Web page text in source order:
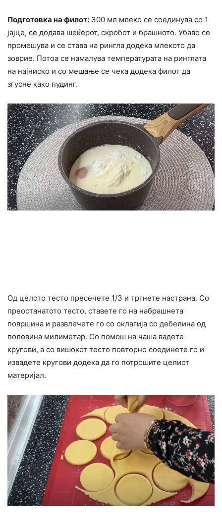
Подготовка на филот: 300 мл млеко се соединува со 1
јајце, се додава шеќерот, скробот и брашното. Убаво се
промешува и се става на рингла додека млекото да
зоврие. Потоа се намалува температурата на ринглата
на најниско и со мешање се чека додека филот да
згусне како пудинг.
Од целото тесто пресечете 1/3 и тргнете настрана. Со
преостанатото тесто, ставете го на набрашнета
површина и развлечете го со оклагија со дебелина од
половина милиметар. Со помош на чаша вадете
кругови, а со вишокот тесто повторно соединете го и
извадете кругови додека да го потрошите целиот
материјал.